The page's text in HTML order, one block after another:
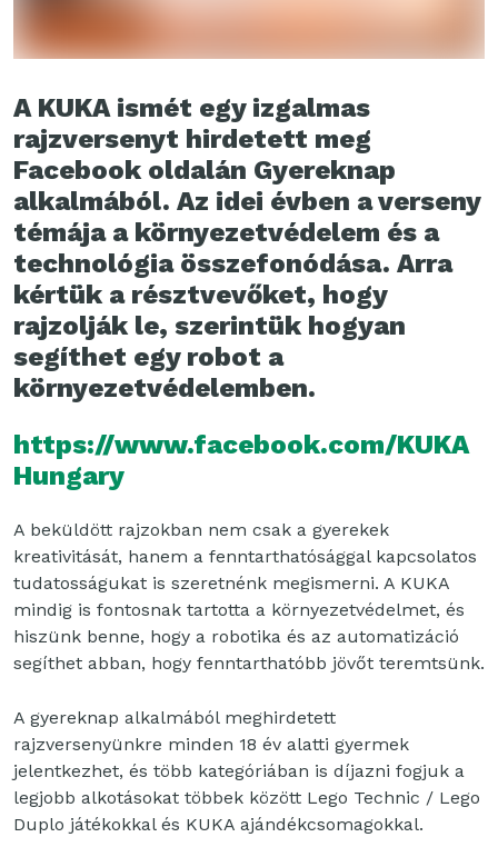
A KUKA ismét egy izgalmas
rajzversenyt hirdetett meg
Facebook oldalán Gyereknap
alkalmából. Az idei évben a verseny
témája a környezetvédelem és a
technológia összefonódása. Arra
kértük a résztvevőket, hogy
rajzolják le, szerintük hogyan
segíthet egy robot a
környezetvédelemben.
https://www.facebook.com/KUKA
Hungary
A beküldött rajzokban nem csak a gyerekek
kreativitását, hanem a fenntarthatósággal kapcsolatos
tudatosságukat is szeretnénk megismerni. A KUKA
mindig is fontosnak tartotta a környezetvédelmet, és
hiszünk benne, hogy a robotika és az automatizáció
segíthet abban, hogy fenntarthatóbb jövőt teremtsünk.
A gyereknap alkalmából meghirdetett
rajzversenyünkre minden 18 év alatti gyermek
jelentkezhet, és több kategóriában is díjazni fogjuk a
legjobb alkotásokat többek között Lego Technic / Lego
Duplo játékokkal és KUKA ajándékcsomagokkal.